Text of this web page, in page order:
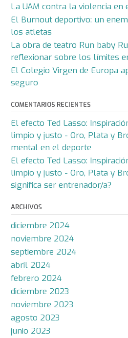
La UAM contra la violencia en
El Burnout deportivo: un
los atletas
La obra de teatro Run baby
reflexionar sobre los límites
El Colegio Virgen de Europa
seguro
COMENTARIOS RECIENTES
El efecto Ted Lasso:
limpio y justo - Oro, Plata y
mental en el deporte
El efecto Ted Lasso:
limpio y justo - Oro, Plata y
significa ser entrenador/a?
ARCHIVOS
diciembre 2024
noviembre 2024
septiembre 2024
abril 2024
febrero 2024
diciembre 2023
noviembre 2023
agosto 2023
junio 2023